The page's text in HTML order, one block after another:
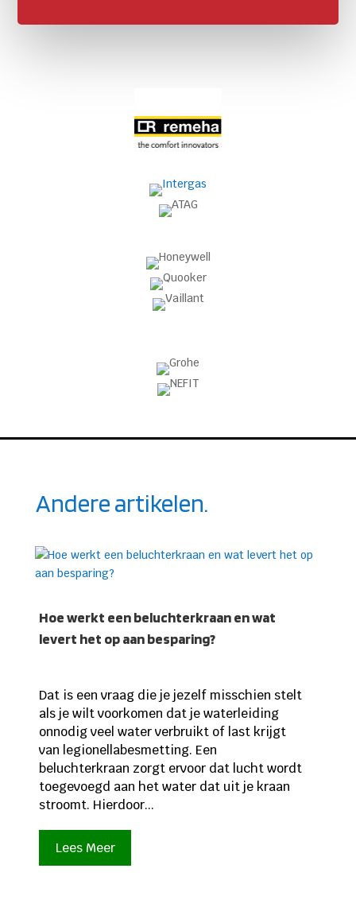
Andere artikelen.
Hoe werkt een beluchterkraan en wat
levert het op aan besparing?
Dat is een vraag die je jezelf misschien stelt
als je wilt voorkomen dat je waterleiding
onnodig veel water verbruikt of last krijgt
van legionellabesmetting. Een
beluchterkraan zorgt ervoor dat lucht wordt
toegevoegd aan het water dat uit je kraan
stroomt. Hierdoor...
Lees Meer